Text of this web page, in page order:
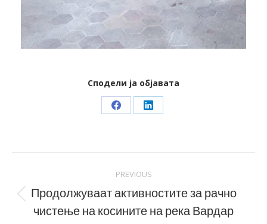
Сподели ја објавата
Share Share
navigation
PREVIOUS
Previous
post:
Продолжуваат активностите за рачно
чистење на косините на река Вардар